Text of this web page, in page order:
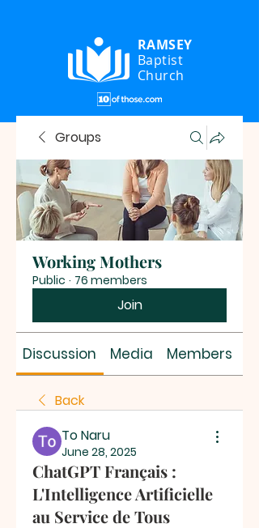
RAMSEY
Baptist
Church
Groups
Working Mothers
Public · 76 members
Join
Discussion Media Members
Back
To Naru
June 28, 2025
ChatGPT Français :
L'Intelligence Artificielle
au Service de Tous